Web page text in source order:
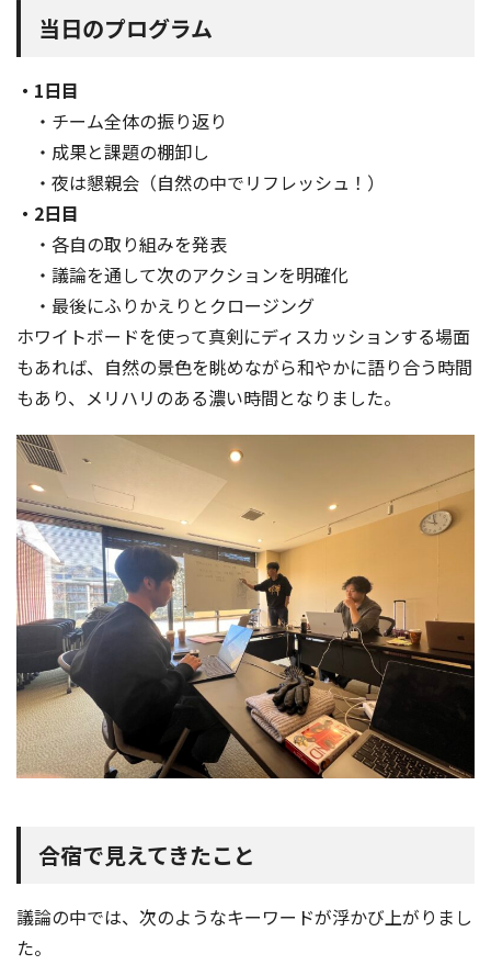
当日のプログラム
・1日目
・チーム全体の振り返り
・成果と課題の棚卸し
・夜は懇親会（自然の中でリフレッシュ！）
・2日目
・各自の取り組みを発表
・議論を通して次のアクションを明確化
・最後にふりかえりとクロージング
ホワイトボードを使って真剣にディスカッションする場面
もあれば、自然の景色を眺めながら和やかに語り合う時間
もあり、メリハリのある濃い時間となりました。
合宿で見えてきたこと
議論の中では、次のようなキーワードが浮かび上がりまし
た。